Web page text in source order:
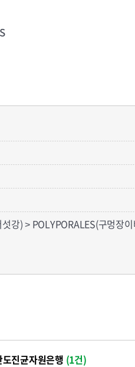
강) > POLYPORALES(구멍장
진균자원은행 (1건)